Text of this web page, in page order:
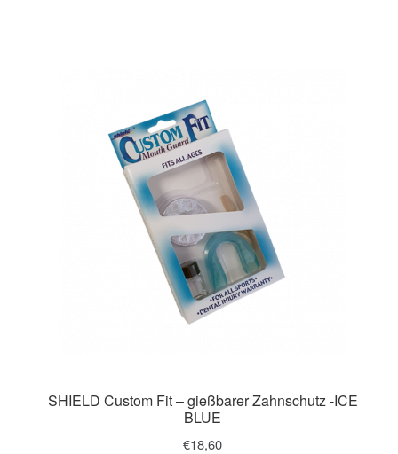
SHIELD Custom Fit – gießbarer Zahnschutz -ICE
BLUE
€18,60